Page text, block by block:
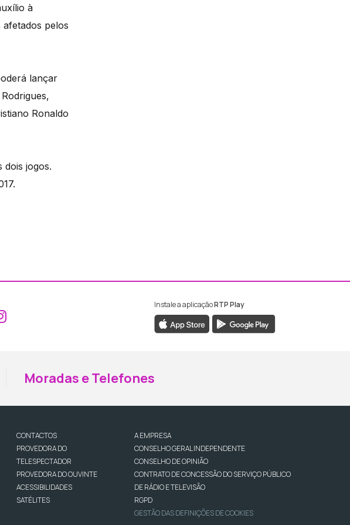
à
pelos
lançar
Ronaldo
dois jogos.
ao Facebook da RTP Madeira
Aceder ao Instagram da RTP Madeira
Instale a aplicaçãoRTP Play
Moradas e Telefones
CONTACTOS
PROVEDORA DO
TELESPECTADOR
PROVEDORA DO OUVINTE
ACESSIBILIDADES
SATÉLITES
A EMPRESA
CONSELHO GERAL INDEPENDENTE
CONSELHO DE OPINIÃO
CONTRATO DE CONCESSÃO DO SERVIÇO PÚBLICO
DE RÁDIO E TELEVISÃO
RGPD
GESTÃO DAS DEFINIÇÕES DE COOKIES